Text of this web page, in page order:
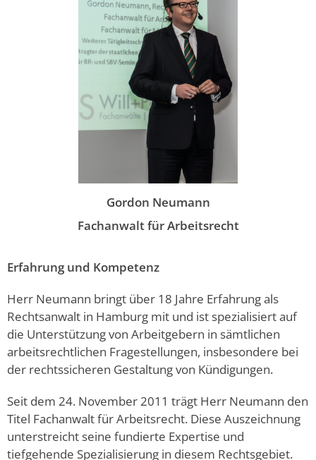
Gordon Neumann
Fachanwalt für Arbeitsrecht
Erfahrung und Kompetenz
Herr Neumann bringt über 18 Jahre Erfahrung als
Rechtsanwalt in Hamburg mit und ist spezialisiert auf
die Unterstützung von Arbeitgebern in sämtlichen
arbeitsrechtlichen Fragestellungen, insbesondere bei
der rechtssicheren Gestaltung von Kündigungen.
Seit dem 24. November 2011 trägt Herr Neumann den
Titel Fachanwalt für Arbeitsrecht. Diese Auszeichnung
unterstreicht seine fundierte Expertise und
tiefgehende Spezialisierung in diesem Rechtsgebiet.